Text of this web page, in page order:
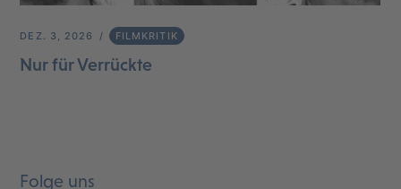
DEZ. 3, 2026 FILMKRITIK
Nur für Verrückte
Folge uns